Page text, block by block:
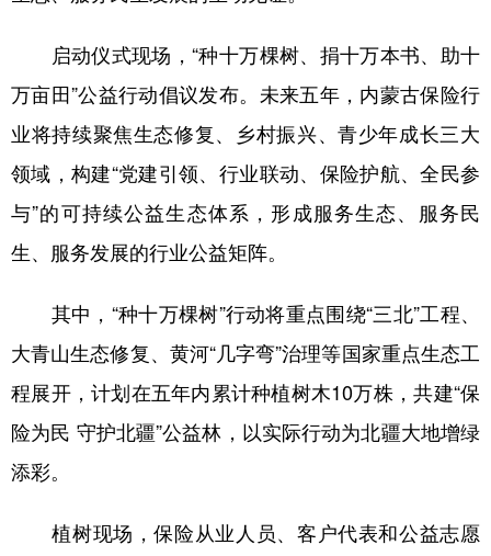
多语种频道
English Español Français عربى
Русский язык 日本語 한국어
Deutsch Português
启动仪式现场，“种十万棵树、捐十万本书、助十
万亩田”公益行动倡议发布。未来五年，内蒙古保险行
业将持续聚焦生态修复、乡村振兴、青少年成长三大
领域，构建“党建引领、行业联动、保险护航、全民参
与”的可持续公益生态体系，形成服务生态、服务民
生、服务发展的行业公益矩阵。
其中， “种十万棵树”行动将重点围绕“三北”工程、
大青山生态修复、黄河“几字弯”治理等国家重点生态工
程展开，计划在五年内累计种植树木10万株，共建“保
险为民 守护北疆”公益林，以实际行动为北疆大地增绿
添彩。
植树现场，保险从业 人员、客户代表和公益志愿